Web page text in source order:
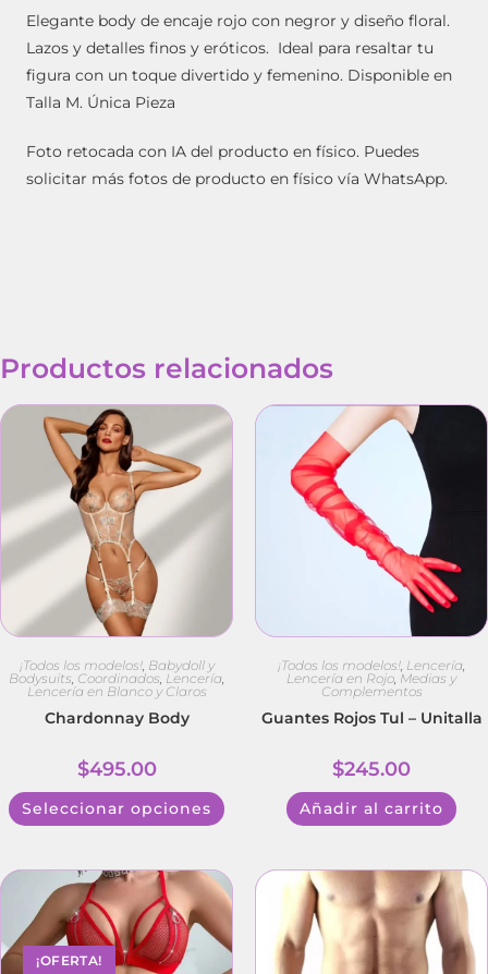
Elegante body de encaje rojo con negror y diseño floral.
Lazos y detalles finos y eróticos. Ideal para resaltar tu
figura con un toque divertido y femenino. Disponible en
Talla M. Única Pieza
Foto retocada con IA del producto en físico. Puedes
solicitar más fotos de producto en físico vía WhatsApp.
Productos relacionados
¡Todos los modelos!, Babydoll y
Bodysuits Coordinados Lencería
Lencería en Blanco y Claros
Chardonnay Body
$495.00
Seleccionar opciones
¡Todos los modelos! Lencería
Lencería en Rojo Medias y
Complementos
Guantes Rojos Tul – Unitalla
$245.00
Añadir al carrito
¡OFERTA!